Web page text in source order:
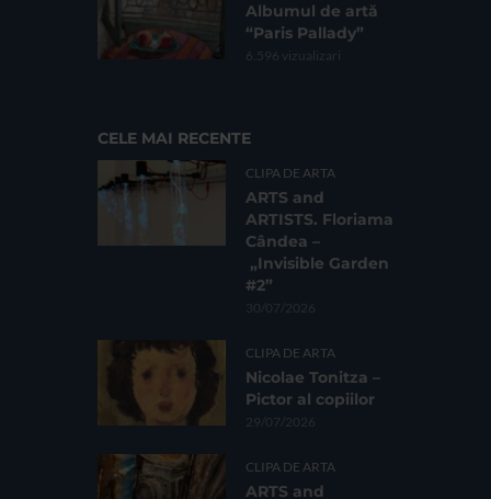
Albumul de artă
“Paris Pallady”
6.596 vizualizari
CELE MAI RECENTE
CLIPA DE ARTA
ARTS and
ARTISTS. Floriama
Cândea –
„Invisible Garden
#2”
30/07/2026
CLIPA DE ARTA
Nicolae Tonitza –
Pictor al copiilor
29/07/2026
CLIPA DE ARTA
ARTS and